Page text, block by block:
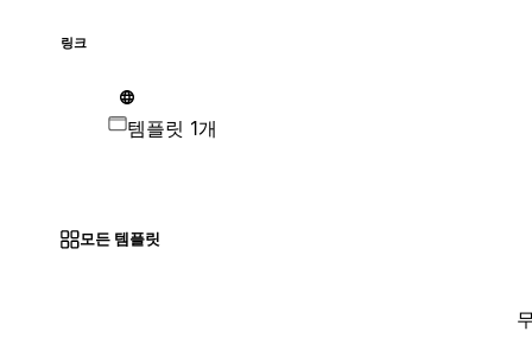
링크
템플릿 1개
모든 템플릿